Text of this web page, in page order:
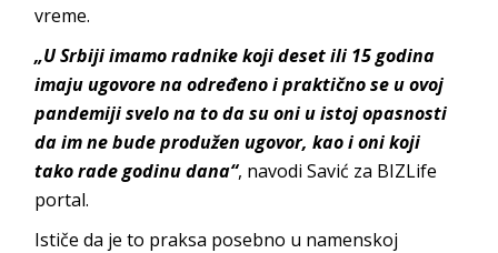
vreme.
„U Srbiji imamo radnike koji deset ili 15 godina
imaju ugovore na određeno i praktično se u ovoj
pandemiji svelo na to da su oni u istoj opasnosti
da im ne bude produžen ugovor, kao i oni koji
tako rade godinu dana“, navodi Savić za BIZLife
portal.
Ističe da je to praksa posebno u namenskoj